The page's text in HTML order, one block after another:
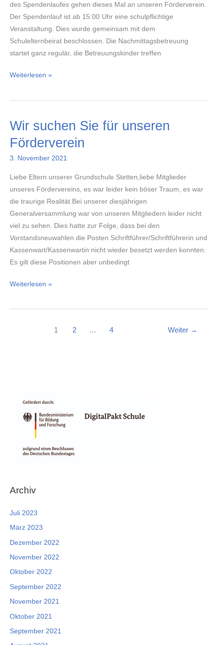
des Spendenlaufes gehen dieses Mal an unseren Förderverein.
Der Spendenlauf ist ab 15:00 Uhr eine schulpflichtige
Veranstaltung. Dies wurde gemeinsam mit dem
Schulelternbeirat beschlossen. Die Nachmittagsbetreuung
startet ganz regulär, die Betreuungskinder treffen
Spendenlauf
Schülerinnen
Schüler
Weiterlesen »
Wir suchen Sie für unseren
Förderverein
3. November 2021
Liebe Eltern unserer Grundschule Stetten,liebe Mitglieder
unseres Fördervereins, es war leider kein böser Traum, es war
die traurige Realität.Bei unserer diesjährigen
Generalversammlung war von unseren Mitgliedern leider nicht
viel zu sehen. Dies hatte zur Folge, dass bei den
Vorstandsneuwahlen die Posten Schriftführer/Schriftführerin und
Kassenwart/Kassenwartin nicht wieder besetzt werden konnten.
Es gilt diese Positionen aber unbedingt
Wir
Sie
Weiterlesen »
1 2 … 4 Weiter →
Archiv
Juli 2023
März 2023
Dezember 2022
November 2022
Oktober 2022
September 2022
November 2021
Oktober 2021
September 2021